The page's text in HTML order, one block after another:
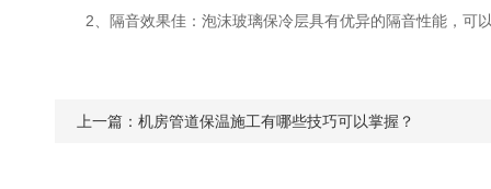
2、隔音效果佳：泡沫玻璃保冷层具有优异的隔音性能，可
上一篇： 机房管道保温施工有哪些技巧可以掌握？